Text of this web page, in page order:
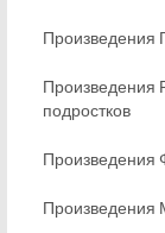
Произведения
Произведения
подростков
Произведения
Произведения